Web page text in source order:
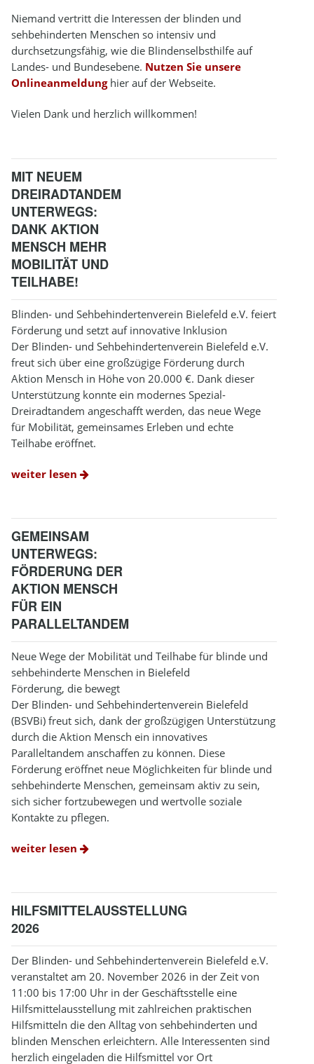
Niemand vertritt die Interessen der blinden und
sehbehinderten Menschen so intensiv und
durchsetzungsfähig, wie die Blindenselbsthilfe auf
Landes- und Bundesebene. Nutzen Sie unsere
Onlineanmeldunghier auf der Webseite.
Vielen Dank und herzlich willkommen!
MIT NEUEM
DREIRADTANDEM
UNTERWEGS:
DANK AKTION
MENSCH MEHR
MOBILITÄT UND
TEILHABE!
Blinden- und Sehbehindertenverein Bielefeld e.V. feiert
Förderung und setzt auf innovative Inklusion
Der Blinden- und Sehbehindertenverein Bielefeld e.V.
freut sich über eine großzügige Förderung durch
Aktion Mensch in Höhe von 20.000 €. Dank dieser
Unterstützung konnte ein modernes Spezial-
Dreiradtandem angeschafft werden, das neue Wege
für Mobilität, gemeinsames Erleben und echte
Teilhabe eröffnet.
weiter lesen
GEMEINSAM
UNTERWEGS:
FÖRDERUNG DER
AKTION MENSCH
FÜR EIN
PARALLELTANDEM
Neue Wege der Mobilität und Teilhabe für blinde und
sehbehinderte Menschen in Bielefeld
Förderung, die bewegt
Der Blinden- und Sehbehindertenverein Bielefeld
(BSVBi) freut sich, dank der großzügigen Unterstützung
durch die Aktion Mensch ein innovatives
Paralleltandem anschaffen zu können. Diese
Förderung eröffnet neue Möglichkeiten für blinde und
sehbehinderte Menschen, gemeinsam aktiv zu sein,
sich sicher fortzubewegen und wertvolle soziale
Kontakte zu pflegen.
weiter lesen
HILFSMITTELAUSSTELLUNG
2026
Der Blinden- und Sehbehindertenverein Bielefeld e.V.
veranstaltet am 20. November 2026 in der Zeit von
11:00 bis 17:00 Uhr in der Geschäftsstelle eine
Hilfsmittelausstellung mit zahlreichen praktischen
Hilfsmitteln die den Alltag von sehbehinderten und
blinden Menschen erleichtern. Alle Interessenten sind
herzlich eingeladen die Hilfsmittel vor Ort